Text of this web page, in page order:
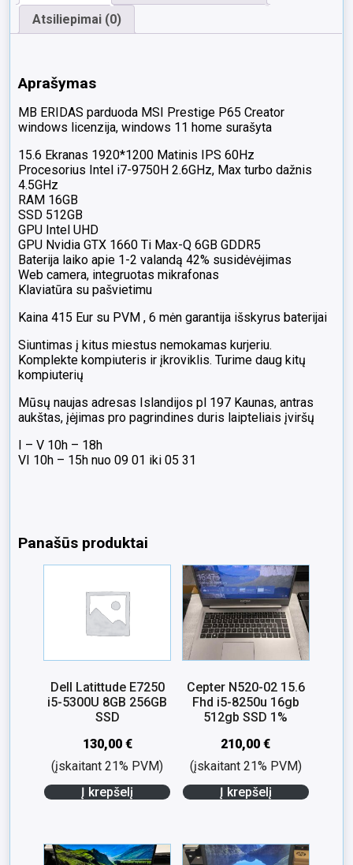
Atsiliepimai (0)
Aprašymas
MB ERIDAS parduoda MSI Prestige P65 Creator
windows licenzija, windows 11 home surašyta
15.6 Ekranas 1920*1200 Matinis IPS 60Hz
Procesorius Intel i7-9750H 2.6GHz, Max turbo dažnis
4.5GHz
RAM 16GB
SSD 512GB
GPU Intel UHD
GPU Nvidia GTX 1660 Ti Max-Q 6GB GDDR5
Baterija laiko apie 1-2 valandą 42% susidėvėjimas
Web camera, integruotas mikrafonas
Klaviatūra su pašvietimu
Kaina 415 Eur su PVM , 6 mėn garantija išskyrus baterijai
Siuntimas į kitus miestus nemokamas kurjeriu.
Komplekte kompiuteris ir įkroviklis. Turime daug kitų
kompiuterių
Mūsų naujas adresas Islandijos pl 197 Kaunas, antras
aukštas, įėjimas pro pagrindines duris laipteliais įviršų
I – V 10h – 18h
VI 10h – 15h nuo 09 01 iki 05 31
Panašūs produktai
Dell Latittude E7250
i5-5300U 8GB 256GB
SSD
130,00 €
(įskaitant 21% PVM)
Į krepšelį
Cepter N520-02 15.6
Fhd i5-8250u 16gb
512gb SSD 1%
210,00€
(įskaitant 21% PVM)
Į krepšelį